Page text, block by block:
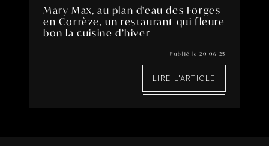
Mary Max, au plan d'eau des Forges
en Corrèze, un restaurant qui fleure
bon la cuisine d’hiver
Publié le 20-06-25
LIRE L'ARTICLE